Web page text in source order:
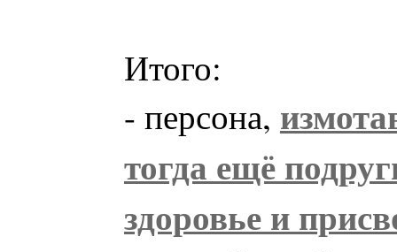
Итого:
- персона,
тогда ещё
здоровье и